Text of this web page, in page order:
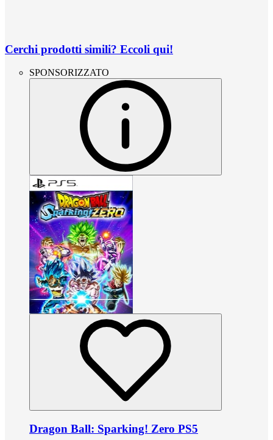
Cerchi prodotti simili? Eccoli qui!
SPONSORIZZATO
Dragon Ball: Sparking! Zero PS5